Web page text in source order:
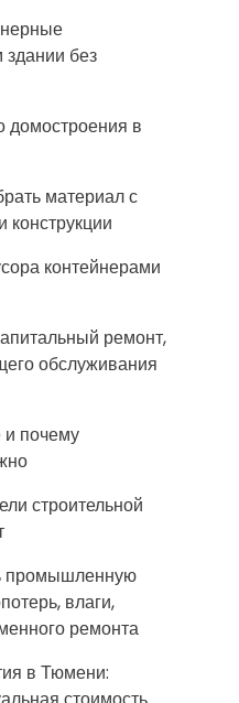
здании без
домостроения в
материал с
конструкции
контейнерами
ремонт,
обслуживания
и почему
строительной
промышленную
влаги,
ремонта
в Тюмени: